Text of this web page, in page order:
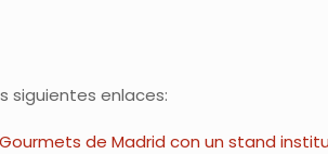
siguientes enlaces:
de Madrid con un stand